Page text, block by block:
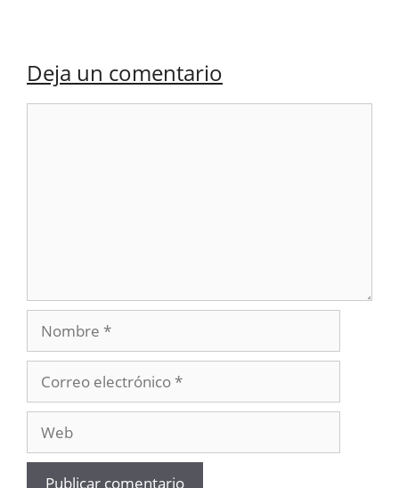
Deja un comentario
Nombre
electrónico